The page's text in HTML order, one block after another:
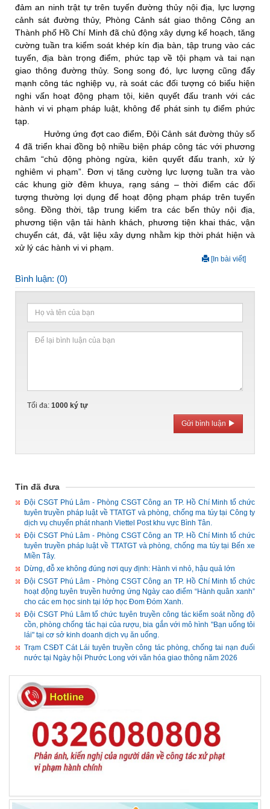
đảm an ninh trật tự trên tuyến đường thủy nội địa, lựclượng
cảnh sát đường thủy, Phòng Cảnh sát giao thôngCông an
Thành phố Hồ Chí Minh đã chủ động xây dựng kế hoạch, tăng
cường tuần tra kiểm soát khép kín địa bàn, tập trung vào các
tuyến, địa bàn trọng điểm, phức tạp về tội phạm và tai nạn
giao thông đường thủy. Song song đó, lực lượng cũng đẩy
mạnh công tác nghiệp vụ, rà soát các đối tượng có biểu hiện
nghi vấn hoạt động phạm tội, kiên quyết đấu tranh với các
hành vi vi phạm pháp luật, không để phát sinh tụ điểm phức
tạp.
Hưởng ứng đợt cao điểm, Đội Cảnh sát đường thủy số
4 đã triển khai đồng bộ nhiều biện pháp công tác với phương
châm “chủ động phòng ngừa, kiên quyết đấu tranh, xử lý
nghiêm vi phạm”. Đơn vị tăng cường lực lượng tuần tra vào
các khung giờ đêm khuya, rạng sáng – thời điểm các đối
tượng thường lợi dụng để hoạt động phạm pháp trên tuyến
sông. Đồng thời, tập trung kiểm tra các bến thủy nội địa,
phương tiện vận tải hành khách, phương tiện khai thác, vận
chuyển cát, đá, vật liệu xây dựng nhằm kịp thời phát hiện và
xử lý các hành vi vi phạm.
[In bài viết]
Bình luận: (0)
Tối đa: 1000ký tự
Gửi bình luận
Tin đã đưa
Đội CSGT Phú Lâm - Phòng CSGT Công an TP. Hồ Chí Minh tổ chức
tuyên truyền pháp luật về TTATGT và phòng, chống ma túy tại Công ty
dịch vụ chuyển phát nhanh Viettel Post khu vực Bình Tân.
Đội CSGT Phú Lâm - Phòng CSGT Công an TP. Hồ Chí Minh tổ chức
tuyên truyền pháp luật về TTATGT và phòng, chống ma túy tại Bến xe
Miền Tây.
Dừng, đỗ xe không đúng nơi quy định: Hành vi nhỏ, hậu quả lớn
Đội CSGT Phú Lâm - Phòng CSGT Công an TP. Hồ Chí Minh tổ chức
hoạt động tuyên truyền hưởng ứng Ngày cao điểm “Hành quân xanh”
cho các em học sinh tại lớp học Đom Đóm Xanh.
Đội CSGT Phú Lâm tổ chức tuyên truyền công tác kiểm soát nồng độ
cồn, phòng chống tác hại của rượu, bia gắn với mô hình "Bạn uống tôi
lái" tại cơ sở kinh doanh dịch vụ ăn uống.
Trạm CSĐT Cát Lái tuyên truyền công tác phòng, chống tai nạn đuối
nước tại Ngày hội Phước Long với văn hóa giao thông năm 2026